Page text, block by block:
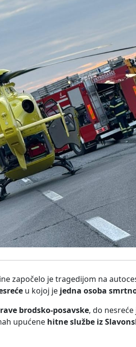
započelo je tragedijom na
u kojoj je jedna osoba
brodsko-posavske, do
upućene hitne službe iz